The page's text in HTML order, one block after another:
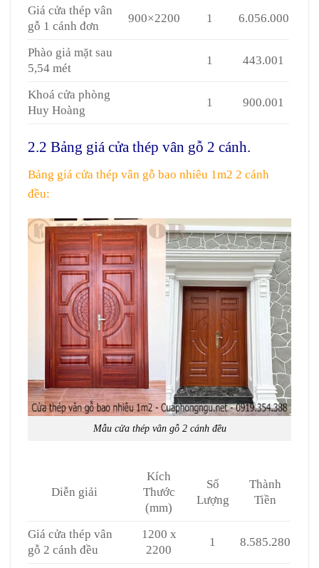
Giá cửa thép vân
gỗ 1 cánh đơn
900×2200 1 6.056.000
Phào giả mặt sau
5,54 mét
1 443.001
Khoá cửa phòng
Huy Hoàng
1 900.001
2.2 Bảng giá cửa thép vân gỗ 2 cánh.
Bảng giá cửa thép vân gỗ bao nhiêu 1m2 2 cánh
đều:
Mẫu cửa thép vân gỗ 2 cánh đều
Diễn giải
Kích
Thước
(mm)
Số
Lượng
Thành
Tiền
Giá cửa thép vân
gỗ 2 cánh đều
1200 x
2200
1 8.585.280